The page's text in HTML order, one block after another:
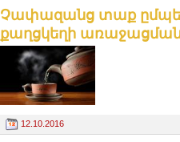
Չափազանց տաք
քաղցկեղի
12.10.2016